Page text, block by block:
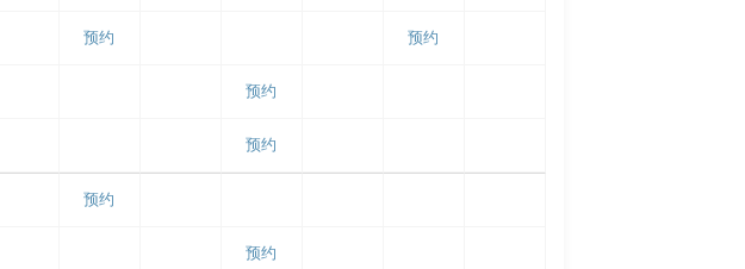
预约 预约
预约
预约
预约
预约